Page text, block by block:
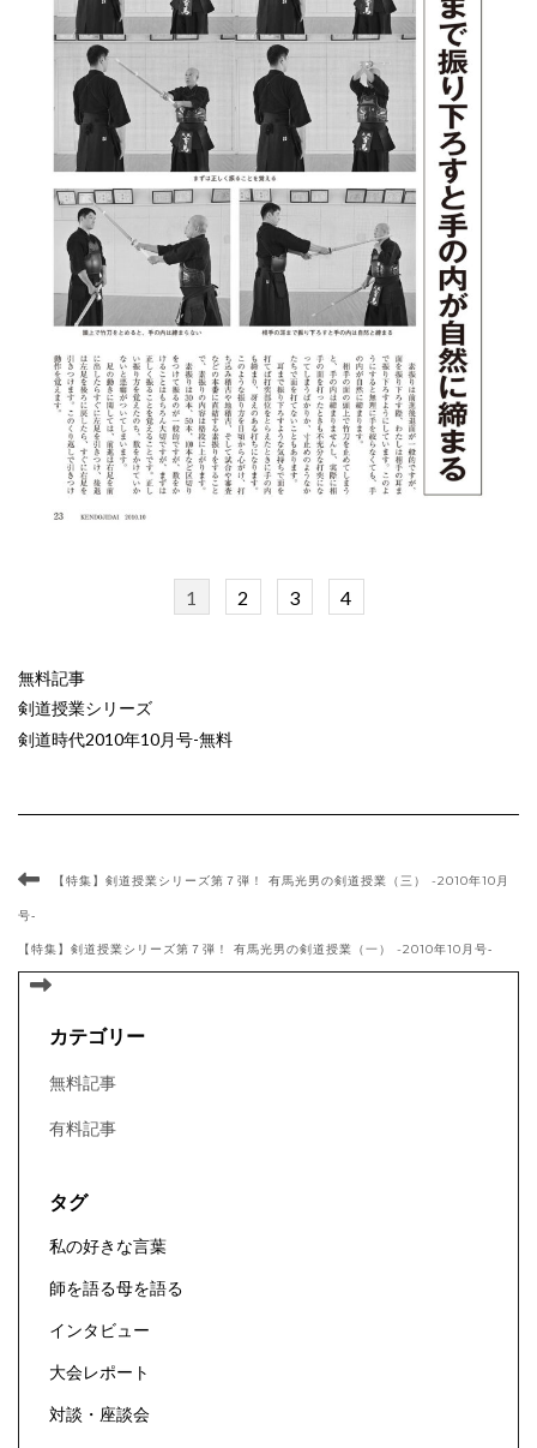
1 2 3 4
無料記事
剣道授業シリーズ
剣道時代2010年10月号-無料
【特集】剣道授業シリーズ第７弾！ 有馬光男の剣道授業（三） -2010年10月
号‐
【特集】剣道授業シリーズ第７弾！ 有馬光男の剣道授業（一） -2010年10月号‐
カテゴリー
無料記事
有料記事
タグ
私の好きな言葉
師を語る母を語る
インタビュー
大会レポート
対談・座談会